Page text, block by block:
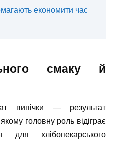
економити час
смаку й
випічки — результат
головну роль відіграє
для хлібопекарського